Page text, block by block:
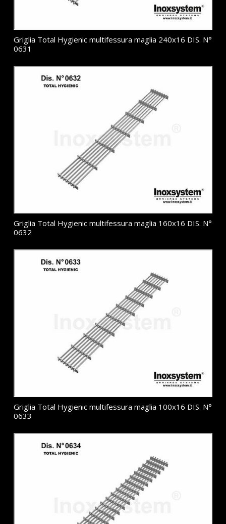
Griglia Total Hygienic multifessura maglia 240x16 DIS. N°
0631
Griglia Total Hygienic multifessura maglia 160x16 DIS. N°
0632
Griglia Total Hygienic multifessura maglia 100x16 DIS. N°
0633